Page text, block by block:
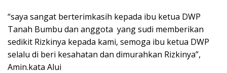
“saya sangat berterimkasih kepada ibu ketua DWP
Tanah Bumbu dan anggota yang sudi memberikan
sedikit Rizkinya kepada kami, semoga ibu ketua DWP
selalu di beri kesahatan dan dimurahkan Rizkinya”,
Amin.kata Alui